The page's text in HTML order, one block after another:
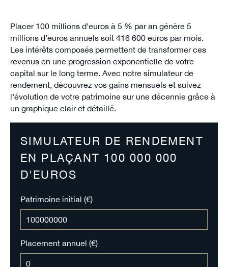
Placer 100 millions d’euros à 5 % par an génère 5
millions d’euros annuels soit 416 600 euros par mois.
Les intérêts composés permettent de transformer ces
revenus en une progression exponentielle de votre
capital sur le long terme. Avec notre simulateur de
rendement, découvrez vos gains mensuels et suivez
l’évolution de votre patrimoine sur une décennie grâce à
un graphique clair et détaillé.
SIMULATEUR DE RENDEMENT
EN PLAÇANT 100 000 000
D'EUROS
Patrimoine initial (€)
Placement annuel (€)